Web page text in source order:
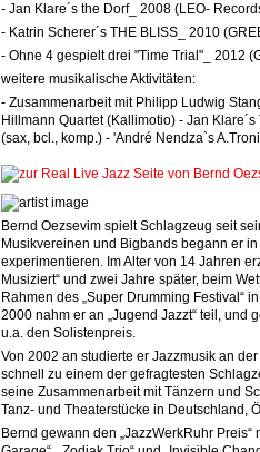
- Jan Klare´s the Dorf_ 2008 (LEO-
- Katrin Scherer´s THE BLISS_ 2010
- Ohne 4 gespielt drei "Time Trial"_ 2012
weitere musikalische Aktivitäten:
- Zusammenarbeit mit Philipp Ludwig
Hillmann Quartet (Kallimotio) - Jan
(sax, bcl., komp.) - 'André Nendza`s
Bernd Oezsevim spielt Schlagzeug seit
Musikvereinen und Bigbands begann er
experimentieren. Im Alter von 14 Jahren
Musiziert“ und zwei Jahre später, beim
Rahmen des „Super Drumming Festival“
2000 nahm er an „Jugend Jazzt“ teil, und
u.a. den Solistenpreis.
Von 2002 an studierte er Jazzmusik an
schnell zu einem der gefragtesten
seine Zusammenarbeit mit Tänzern und
Tanz- und Theaterstücke in Deutschland,
Bernd gewann den „JazzWerkRuhr Preis“